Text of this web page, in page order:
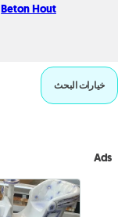
Beton Hout
خيارات البحث
Ads